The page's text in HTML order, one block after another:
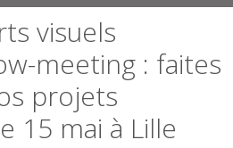
visuels
meeting : faites
projets
15 mai à Lille